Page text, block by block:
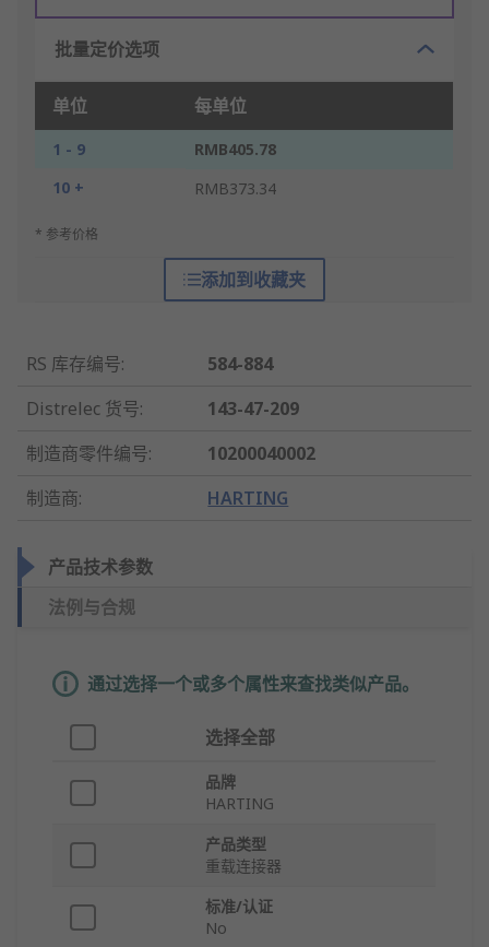
批量定价选项
单位 每单位
1 - 9
RMB405.78
10 +
RMB373.34
* 参考价格
添加到收藏夹
RS 库存编号:
584-884
Distrelec 货号:
143-47-209
制造商零件编号:
10200040002
制造商: HARTING
产品技术参数
法例与合规
通过选择一个或多个属性来查找类似产品。
选择全部
品牌
HARTING
产品类型
重载连接器
标准/认证
No